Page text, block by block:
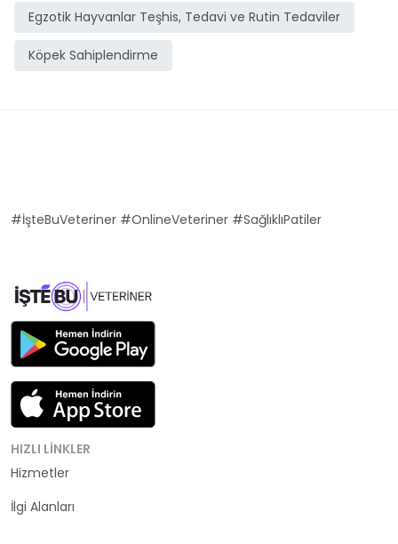
Egzotik Hayvanlar Teşhis, Tedavi ve Rutin Tedaviler
Köpek Sahiplendirme
#İşteBuVeteriner #OnlineVeteriner #SağlıklıPatiler
HIZLI LINKLER
Hizmetler
İlgi Alanları